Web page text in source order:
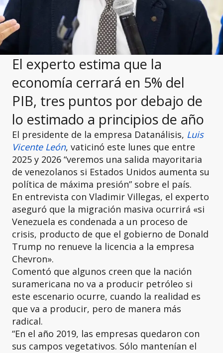
El experto estima que la
economía cerrará en 5% del
PIB, tres puntos por debajo de
lo estimado a principios de año
El presidente de la empresa Datanálisis, Luis
Vicente León, vaticinó este lunes que entre
2025 y 2026 “veremos una salida mayoritaria
de venezolanos si Estados Unidos aumenta su
política de máxima presión” sobre el país.
En entrevista con Vladimir Villegas, el experto
aseguró que la migración masiva ocurrirá «si
Venezuela es condenada a un proceso de
crisis, producto de que el gobierno de Donald
Trump no renueve la licencia a la empresa
Chevron».
Comentó que algunos creen que la nación
suramericana no va a producir petróleo si
este escenario ocurre, cuando la realidad es
que va a producir, pero de manera más
radical.
“En el año 2019, las empresas quedaron con
sus campos vegetativos. Sólo mantenían el